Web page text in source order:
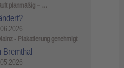
planmäßig – …
- Plakatierung genehmigt
Bremthal